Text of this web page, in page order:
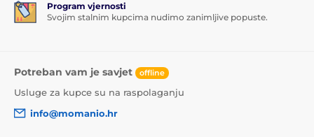
Program vjernosti
Svojim stalnim kupcima nudimo zanimljive popuste.
Potreban vam je savjet offline
Usluge za kupce su na raspolaganju
info@momanio.hr